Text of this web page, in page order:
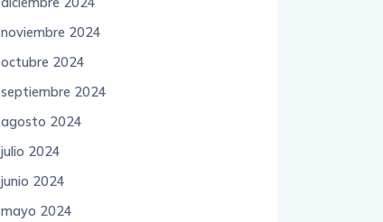
noviembre 2024
octubre 2024
septiembre 2024
agosto 2024
julio 2024
junio 2024
mayo 2024